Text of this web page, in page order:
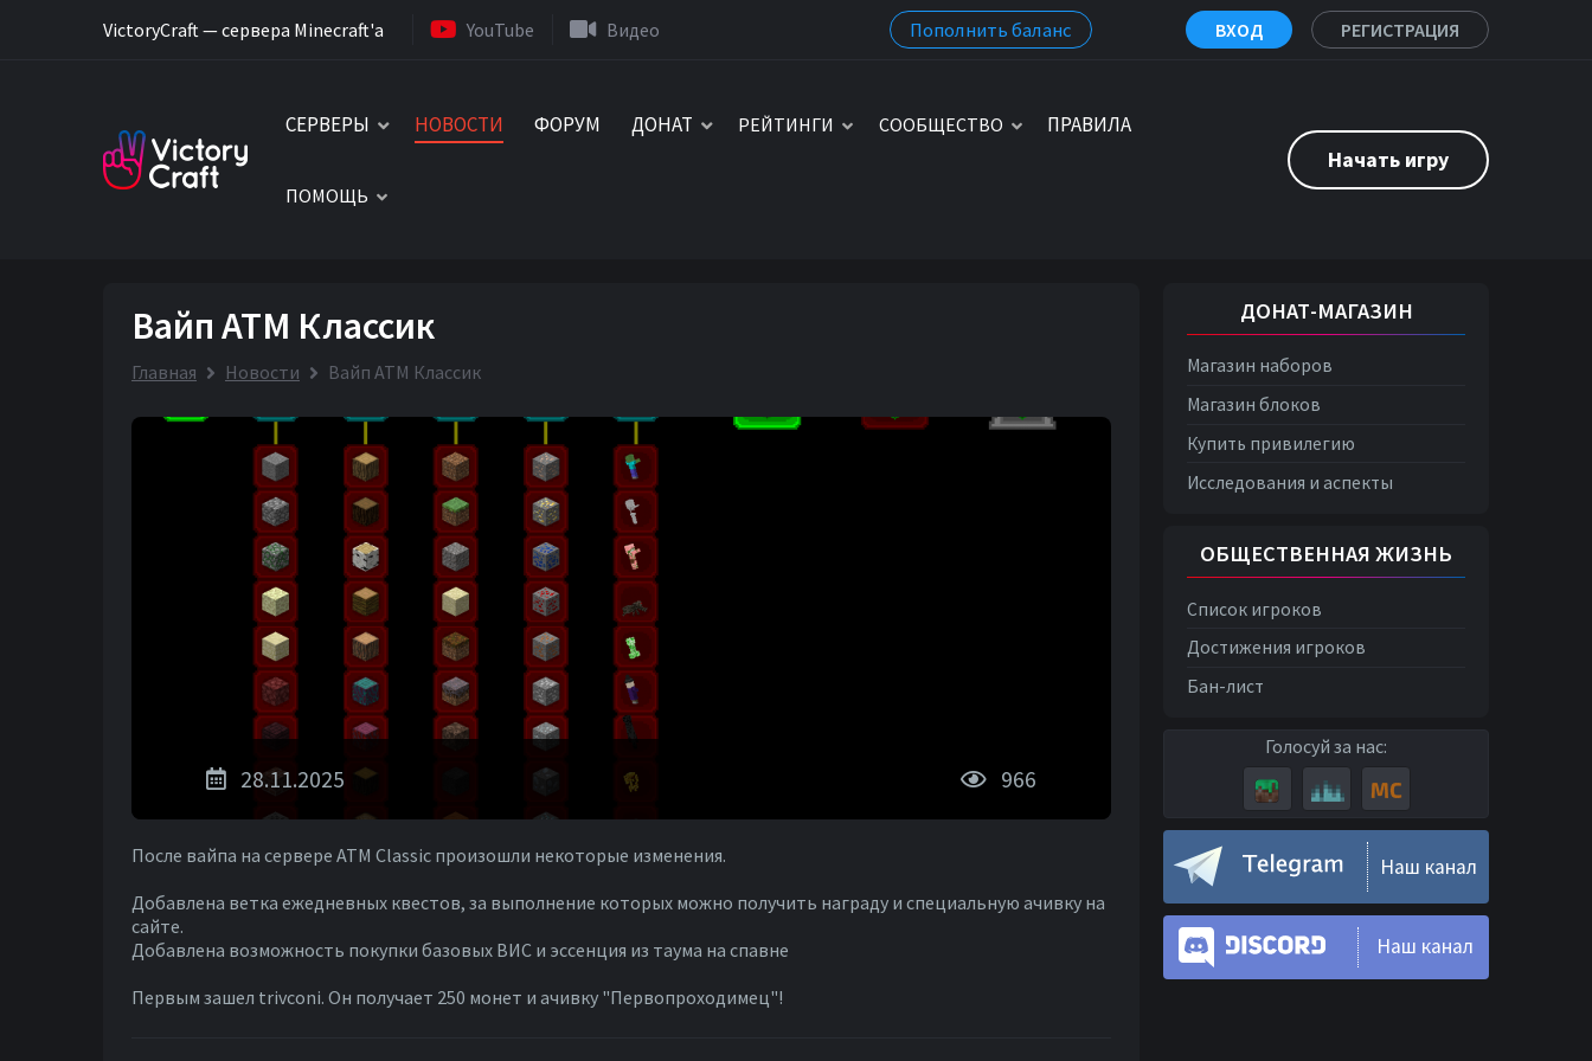
VictoryCraft — сервера Minecraft'a YouTube Видео Пополнить баланс ВХОД РЕГИСТРАЦИЯ
СЕРВЕРЫ НОВОСТИ ФОРУМ ДОНАТ РЕЙТИНГИ СООБЩЕСТВО ПРАВИЛА
ПОМОЩЬ
Начать игру
Вайп АТМ Классик
Главная Новости Вайп АТМ Классик
28.11.2025 966
После вайпа на сервере ATM Classic произошли некоторые изменения.
Добавлена ветка ежедневных квестов, за выполнение которых можно получить награду и специальную ачивку на
сайте.
Добавлена возможность покупки базовых ВИС и эссенция из таума на спавне
Первым зашел trivconi. Он получает 250 монет и ачивку "Первопроходимец"!
ДОНАТ-МАГАЗИН
Магазин наборов
Магазин блоков
Купить привилегию
Исследования и аспекты
ОБЩЕСТВЕННАЯ ЖИЗНЬ
Список игроков
Достижения игроков
Бан-лист
Голосуй за нас:
Наш канал
Наш канал